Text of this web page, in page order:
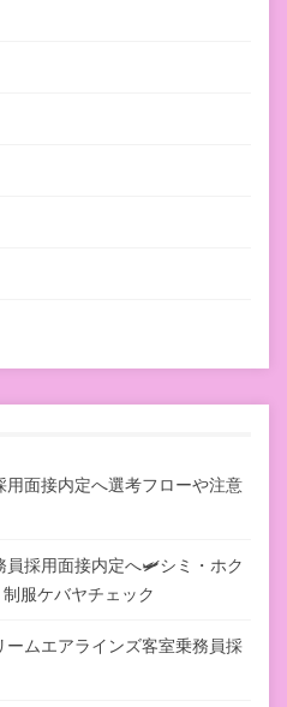
面接内定へ選考フローや注意
員採用面接内定へ🛩シミ・ホク
服ケバヤチェック
ムエアラインズ客室乗務員採